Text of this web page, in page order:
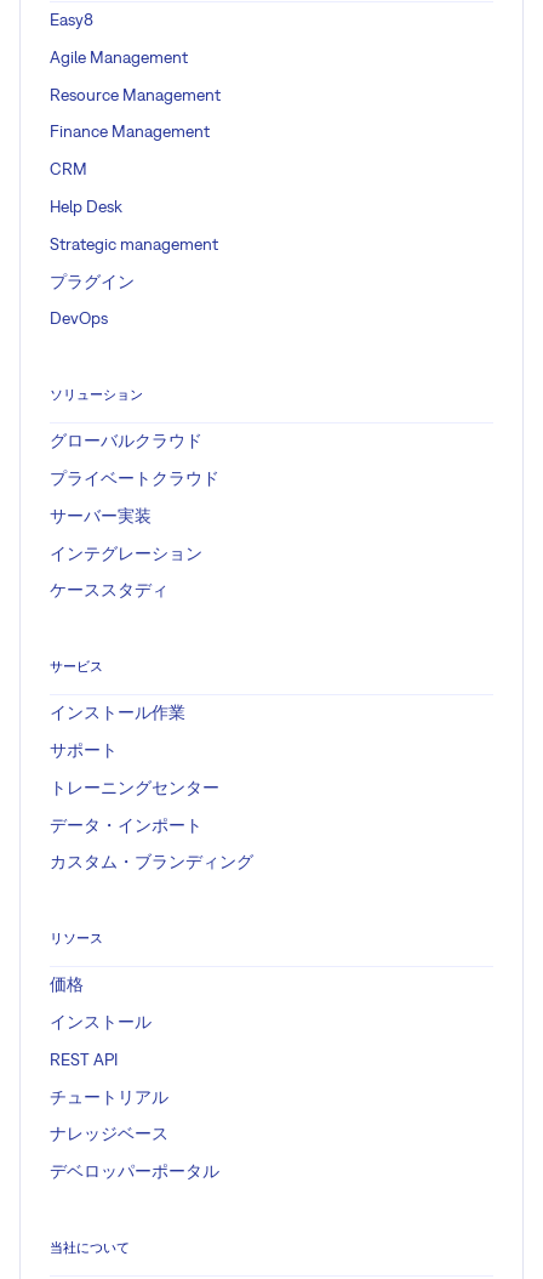
Easy8
Agile Management
Resource Management
Finance Management
CRM
Help Desk
Strategic management
プラグイン
DevOps
ソリューション
グローバルクラウド
プライベートクラウド
サーバー実装
インテグレーション
ケーススタディ
サービス
インストール作業
サポート
トレーニングセンター
データ・インポート
カスタム・ブランディング
リソース
価格
インストール
REST API
チュートリアル
ナレッジベース
デベロッパーポータル
当社について